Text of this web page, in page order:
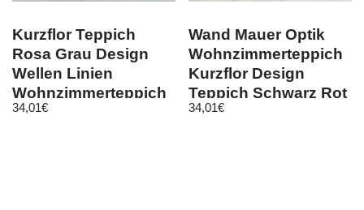
Kurzflor Teppich
Rosa Grau Design
Wellen Linien
Wohnzimmerteppich
Weich
34,01€
Wand Mauer Optik
Wohnzimmerteppich
Kurzflor Design
Teppich Schwarz Rot
Meliert
34,01€